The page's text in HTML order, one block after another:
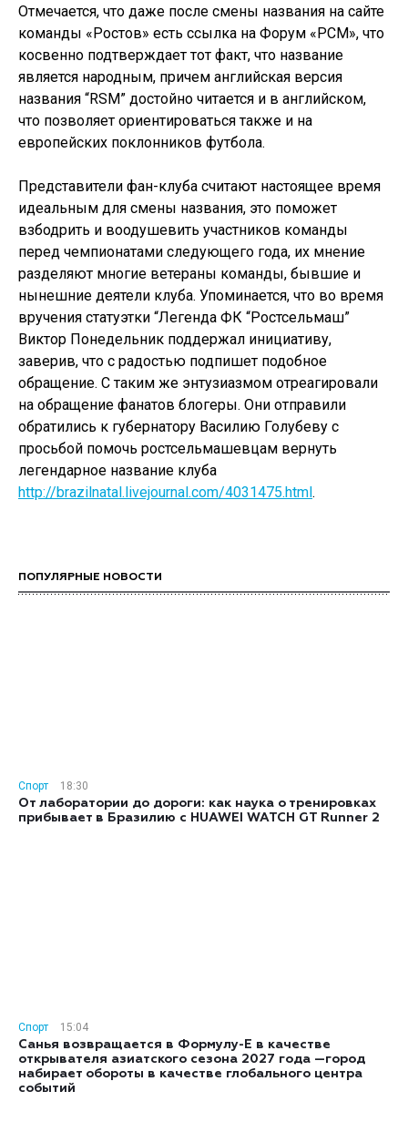
Отмечается, что даже после смены названия на сайте
команды «Ростов» есть ссылка на Форум «РСМ», что
косвенно подтверждает тот факт, что название
является народным, причем английская версия
названия “RSM” достойно читается и в английском,
что позволяет ориентироваться также и на
европейских поклонников футбола.
Представители фан-клуба считают настоящее время
идеальным для смены названия, это поможет
взбодрить и воодушевить участников команды
перед чемпионатами следующего года, их мнение
разделяют многие ветераны команды, бывшие и
нынешние деятели клуба. Упоминается, что во время
вручения статуэтки “Легенда ФК “Ростсельмаш”
Виктор Понедельник поддержал инициативу,
заверив, что с радостью подпишет подобное
обращение. С таким же энтузиазмом отреагировали
на обращение фанатов блогеры. Они отправили
обратились к губернатору Василию Голубеву с
просьбой помочь ростсельмашевцам вернуть
легендарное название клуба
http://brazilnatal.livejournal.com/4031475.html .
ПОПУЛЯРНЫЕ НОВОСТИ
Спорт
18:30
От лаборатории до дороги: как наука о тренировках
прибывает в Бразилию с HUAWEI WATCH GT Runner 2
Спорт
15:04
Санья возвращается в Формулу-E в качестве
открывателя азиатского сезона 2027 года —город
набирает обороты в качестве глобального центра
событий